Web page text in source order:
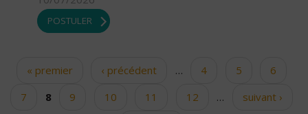
POSTULER
Pages« premier ‹ précédent … 4 5
6
7
8 9 10 11 12 …
suivant ›